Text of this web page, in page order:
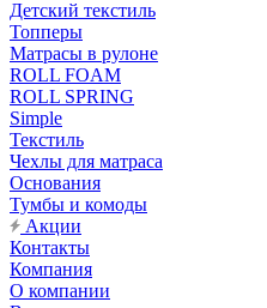
Детский текстиль
Топперы
Матрасы в рулоне
ROLL FOAM
ROLL SPRING
Simple
Текстиль
Чехлы для матраса
Основания
Тумбы и комоды
Акции
Контакты
Компания
О компании